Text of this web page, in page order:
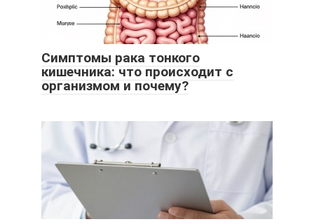
Симптомы рака тонкого
кишечника: что происходит с
организмом и почему?